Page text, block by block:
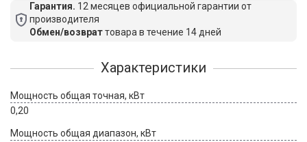
Гарантия. 12 месяцев официальной гарантии от
производителя
Обмен/возвраттовара в течение 14 дней
Характеристики
Мощность общая точная, кВт
0,20
Мощность общая диапазон, кВт